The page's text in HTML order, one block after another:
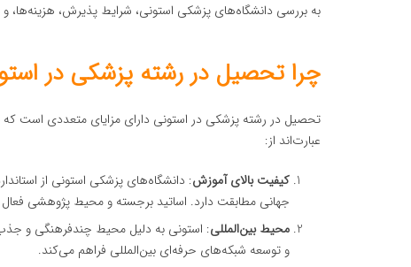
به بررسی دانشگاه‌های پزشکی استونی، شرایط پذیرش، هزینه‌ها، و
چرا تحصیل در رشته پزشکی در
تحصیل در رشته پزشکی در استونی دارای مزایای متعددی است که
عبارت‌اند از:
کیفیت بالای آموزش: دانشگاه‌های پزشکی استونی از
جهانی مطابقت دارد. اساتید برجسته و محیط پژوهشی
محیط بین‌المللی: استونی به دلیل محیط چندفرهنگی و
و توسعه شبکه‌های حرفه‌ای بین‌المللی فراهم می‌کند.